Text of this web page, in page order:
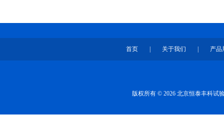
首页 关于我们 产品
版权所有 © 2026 北京恒泰丰科试